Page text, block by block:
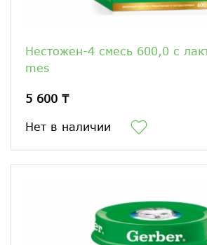
Нестожен-4 смесь 600,0 с
mes
5 600 ₸
Нет в наличии